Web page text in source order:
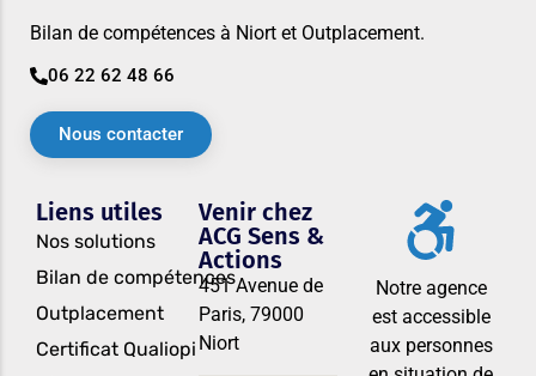
Bilan de compétences à Niort et Outplacement.
06 22 62 48 66
Nous contacter
Liens utiles
Nos solutions
Bilan de compétences
Outplacement
Certificat Qualiopi
Venir chez
ACG Sens &
Actions
451 Avenue de
Paris, 79000
Niort
Notre agence
est accessible
aux personnes